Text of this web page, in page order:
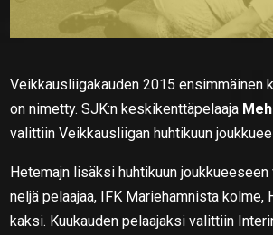
Veikkausliigakauden 2015 ensimmäinen
on nimetty. SJK:n keskikenttäpelaaja
valittiin Veikkausliigan huhtikuun
Hetemajn lisäksi huhtikuun
neljä pelaajaa, IFK Mariehamnista kolme,
kaksi. Kuukauden pelaajaksi valittiin